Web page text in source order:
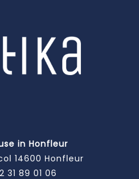
in Honfleur
14600 Honfleur
31 89 01 06